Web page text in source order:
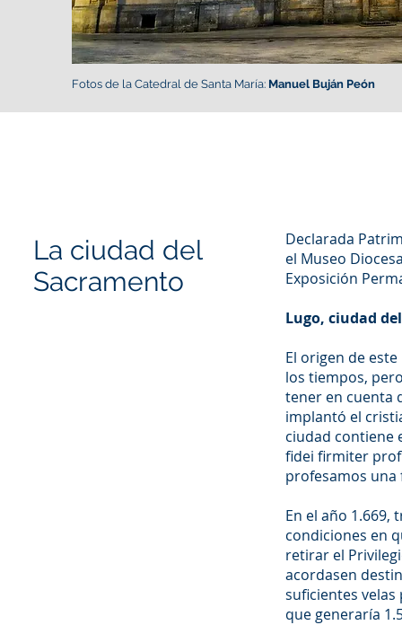
Fotos de la Catedral de Santa María: Manuel Buján Peón
La ciudad del
Sacramento
Declarada
el Museo
Exposición
Lugo, ciudad
El origen de
los tiempos,
tener en cuenta
implantó el
ciudad contiene
fidei firmiter
profesamos una
En el año 1.669,
condiciones en
retirar el
acordasen
suficientes
que generaría